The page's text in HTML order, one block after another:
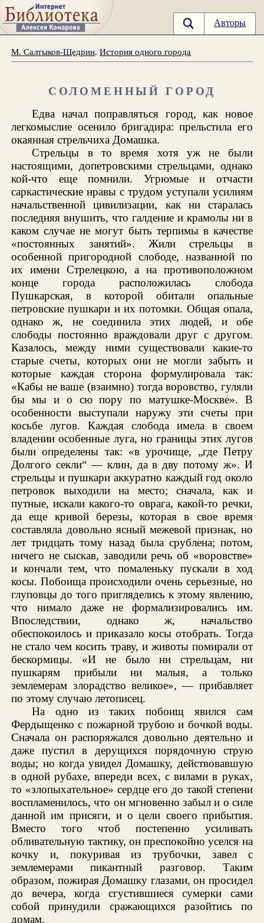
Авторы
М. Салтыков-Щедрин.История одного города
СОЛОМЕННЫЙ ГОРОД
Едва начал поправляться город, как новое
легкомыслие осенило бригадира: прельстила его
окаянная стрельчиха Домашка.
Стрельцы в то время хотя уж не были
настоящими, допетровскими стрельцами, однако
кой-что еще помнили. Угрюмые и отчасти
саркастические нравы с трудом уступали усилиям
начальственной цивилизации, как ни старалась
последняя внушить, что галдение и крамолы ни в
каком случае не могут быть терпимы в качестве
«постоянных занятий». Жили стрельцы в
особенной пригородной слободе, названной по
их имени Стрелецкою, а на противоположном
конце города расположилась слобода
Пушкарская, в которой обитали опальные
петровские пушкари и их потомки. Общая опала,
однако ж, не соединила этих людей, и обе
слободы постоянно враждовали друг с другом.
Казалось, между ними существовали какие-то
старые счеты, которых они не могли забыть и
которые каждая сторона формулировала так:
«Кабы не ваше (взаимно) тогда воровство, гуляли
бы мы и о сю пору по матушке-Москве». В
особенности выступали наружу эти счеты при
косьбе лугов. Каждая слобода имела в своем
владении особенные луга, но границы этих лугов
были определены так: «в урочище, „где Петру
Долгого секли“ — клин, да в дву потому ж». И
стрельцы и пушкари аккуратно каждый год около
петровок выходили на место; сначала, как и
путные, искали какого-то оврага, какой-то речки,
да еще кривой березы, которая в свое время
составляла довольно ясный межевой признак, но
лет тридцать тому назад была срублена; потом,
ничего не сыскав, заводили речь об «воровстве»
и кончали тем, что помаленьку пускали в ход
косы. Побоища происходили очень серьезные, но
глуповцы до того пригляделись к этому явлению,
что нимало даже не формализировались им.
Впоследствии, однако ж, начальство
обеспокоилось и приказало косы отобрать. Тогда
не стало чем косить траву, и животы помирали от
бескормицы. «И не было ни стрельцам, ни
пушкарям прибыли ни малыя, а только
землемерам злорадство великое», — прибавляет
по этому случаю летописец.
На одно из таких побоищ явился сам
Фердыщенко с пожарной трубою и бочкой воды.
Сначала он распоряжался довольно деятельно и
даже пустил в дерущихся порядочную струю
воды; но когда увидел Домашку, действовавшую
в одной рубахе, впереди всех, с вилами в руках,
то «злопыхательное» сердце его до такой степени
воспламенилось, что он мгновенно забыл и о силе
данной им присяги, и о цели своего прибытия.
Вместо того чтоб постепенно усиливать
обливательную тактику, он преспокойно уселся на
кочку и, покуривая из трубочки, завел с
землемерами пикантный разговор. Таким
образом, пожирая Домашку глазами, он просидел
до вечера, когда сгустившиеся сумерки сами
собой принудили сражающихся разойтись по
домам.